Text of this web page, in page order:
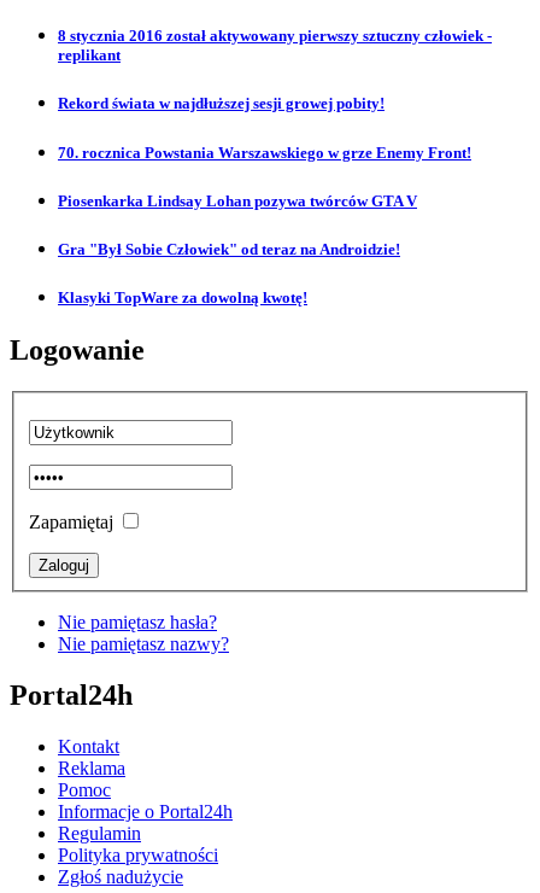
8 stycznia 2016 został aktywowany pierwszy sztuczny człowiek -
replikant
Rekord świata w najdłuższej sesji growej pobity!
70. rocznica Powstania Warszawskiego w grze Enemy Front!
Piosenkarka Lindsay Lohan pozywa twórców GTA V
Gra "Był Sobie Człowiek" od teraz na Androidzie!
Klasyki TopWare za dowolną kwotę!
Logowanie
Zapamiętaj
Nie pamiętasz hasła?
Nie pamiętasz nazwy?
Portal24h
Kontakt
Reklama
Pomoc
Informacje o Portal24h
Regulamin
Polityka prywatności
Zgłoś nadużycie